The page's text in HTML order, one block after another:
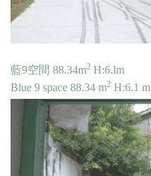
藍9空間 88.34m2 H:6.lm
Blue 9 space 88.34 m2 H:6.1 m